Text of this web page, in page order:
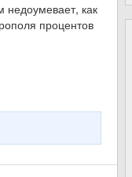
недоумевает, как
процентов